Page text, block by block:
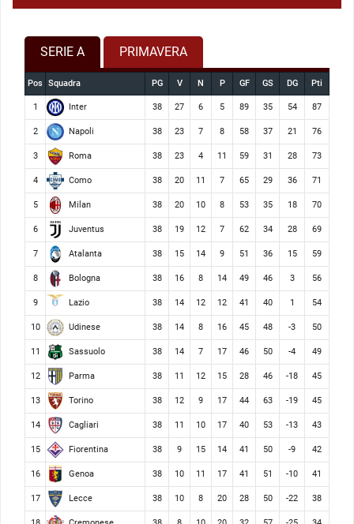
SERIE A PRIMAVERA
Pos Squadra PG V N P GF GS DG Pti
1 Inter 38 27 6 5 89 35 54 87
2 Napoli 38 23 7 8 58 37 21 76
3 Roma 38 23 4 11 59 31 28 73
4 Como 38 20 11 7 65 29 36 71
5 Milan 38 20 10 8 53 35 18 70
6 Juventus 38 19 12 7 62 34 28 69
7 Atalanta 38 15 14 9 51 36 15 59
8 Bologna 38 16 8 14 49 46 3 56
9 Lazio 38 14 12 12 41 40 1 54
10 Udinese 38 14 8 16 45 48 -3 50
11 Sassuolo 38 14 7 17 46 50 -4 49
12 Parma 38 11 12 15 28 46 -18 45
13 Torino 38 12 9 17 44 63 -19 45
14 Cagliari 38 11 10 17 40 53 -13 43
15 Fiorentina 38 9 15 14 41 50 -9 42
16 Genoa 38 10 11 17 41 51 -10 41
17 Lecce 38 10 8 20 28 50 -22 38